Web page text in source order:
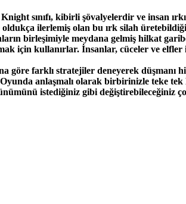
sınıfı, kibirli şövalyelerdir ve insan
ilerlemiş olan bu ırk silah
birleşimiyle meydana gelmiş hilkat
için kullanırlar. İnsanlar, cüceler ve
göre farklı stratejiler deneyerek düşmanı
anlaşmalı olarak birbirinizle teke
istediğiniz gibi değiştirebileceğiniz